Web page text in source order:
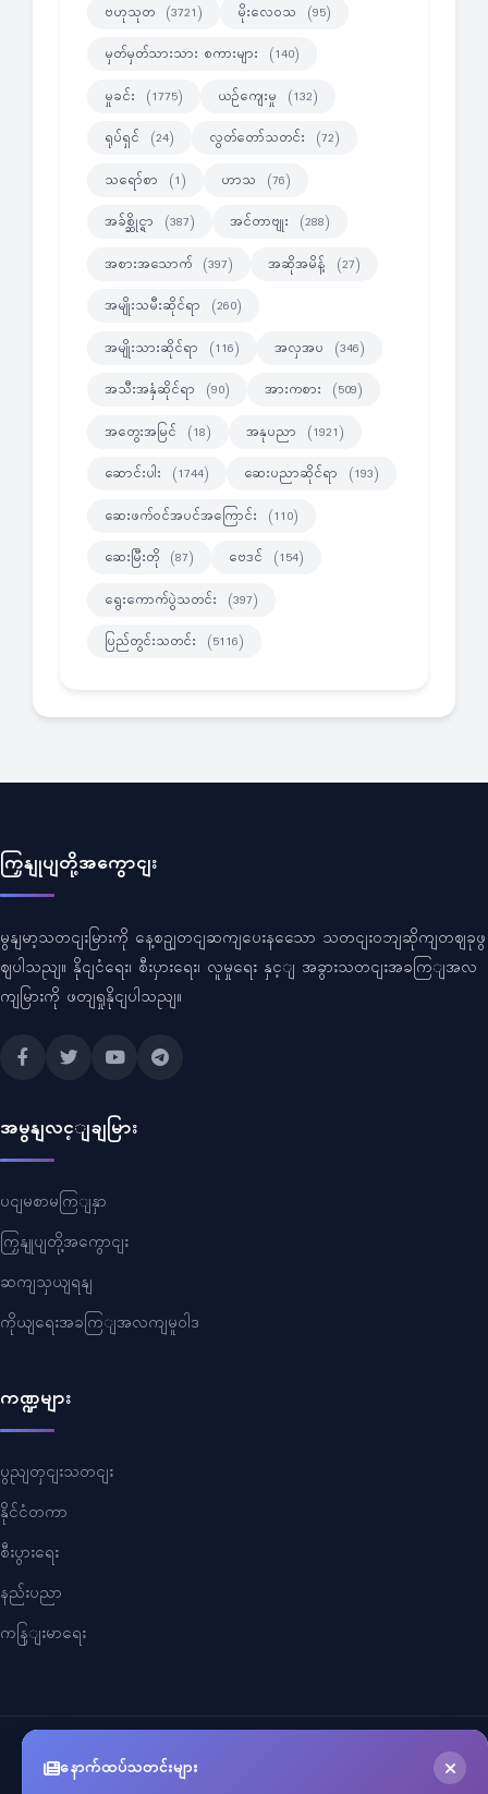
ဗဟုသုတ (3721) မိုးလေဝသ (95)
မှတ်မှတ်သားသား စကားများ (140)
မှုခင်း (1775) ယဉ်ကျေးမှု (132)
ရုပ်ရှင် (24) လွတ်တော်သတင်း (72)
သရော်စာ (1) ဟာသ (76)
အခ်စ္ဆိုင္ရာ (387) အင်တာဗျုး (288)
အစားအသောက် (397) အဆိုအမိန့် (27)
အမျိုးသမီးဆိုင်ရာ (260)
အမျိုးသားဆိုင်ရာ (116) အလှအပ (346)
အသီးအနှံဆိုင်ရာ (90) အားကစား (509)
အတွေးအမြင် (18) အနုပညာ (1921)
ဆောင်းပါး (1744) ဆေးပညာဆိုင်ရာ (193)
ဆေးဖက်ဝင်အပင်အကြောင်း (110)
ဆေးမြီးတို (87) ဗေဒင် (154)
ရွေးကောက်ပွဲသတင်း (397)
ပြည်တွင်းသတင်း (5116)
ကြှနျုပျတို့အကွောငျး
မွနျမာ့သတငျးမြားကို နေ့စဥျတငျဆကျပေးနသေော သတငျးဝဘျဆိုကျတဈခုဖွ
ဈပါသညျ။ နိုငျငံရေး၊ စီးပှားရေး၊ လူမှုရေး နှင့ျ အခွားသတငျးအခကြျအလ
ကျမြားကို ဖတျရှုနိုငျပါသညျ။
အမွနျလင့ျချမြား
ပငျမစာမကြျနှာ
ကြှနျုပျတို့အကွောငျး
ဆကျသှယျရနျ
ကိုယျရေးအခကြျအလကျမူဝါဒ
ကဏ္ဍများ
ပွညျတှငျးသတငျး
နိုင်ငံတကာ
စီးပွားရေး
နည်းပညာ
ကနြျးမာရေး
© 2026 Myanmar Cele News
နောက်ထပ်သတင်းများ